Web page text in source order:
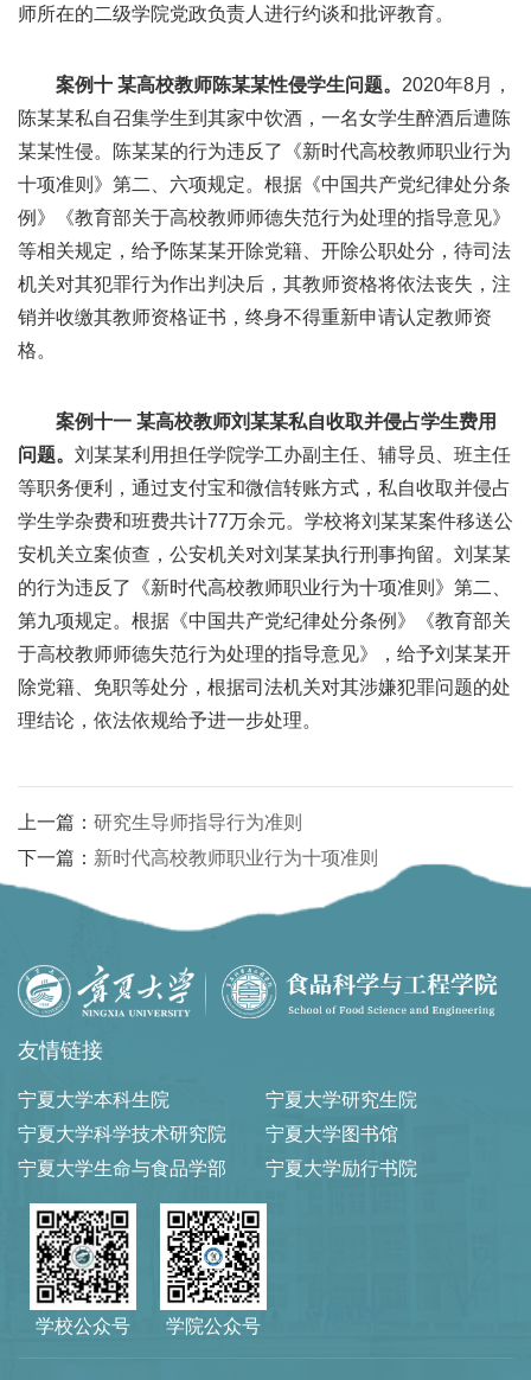
师所在的二级学院党政负责人进行约谈和批评教育。
案例十 某高校教师陈某某性侵学生问题。 2020年8月，
陈某某私自召集学生到其家中饮酒，一名女学生醉酒后遭陈
某某性侵。陈某某的行为违反了《新时代高校教师职业行为
十项准则》第二、六项规定。根据《中国共产党纪律处分条
例》《教育部关于高校教师师德失范行为处理的指导意见》
等相关规定，给予陈某某开除党籍、开除公职处分，待司法
机关对其犯罪行为作出判决后，其教师资格将依法丧失，注
销并收缴其教师资格证书，终身不得重新申请认定教师资
格。
案例十一 某高校教师刘某某私自收取并侵占学生费用
问题。 刘某某利用担任学院学工办副主任、辅导员、班主任
等职务便利，通过支付宝和微信转账方式，私自收取并侵占
学生学杂费和班费共计77万余元。学校将刘某某案件移送公
安机关立案侦查，公安机关对刘某某执行刑事拘留。刘某某
的行为违反了《新时代高校教师职业行为十项准则》第二、
第九项规定。根据《中国共产党纪律处分条例》《教育部关
于高校教师师德失范行为处理的指导意见》，给予刘某某开
除党籍、免职等处分，根据司法机关对其涉嫌犯罪问题的处
理结论，依法依规给予进一步处理。
上一篇： 研究生导师指导行为准则
下一篇： 新时代高校教师职业行为十项准则
友情链接
宁夏大学本科生院
宁夏大学研究生院
宁夏大学科学技术研究院
宁夏大学图书馆
宁夏大学生命与食品学部
宁夏大学励行书院
学校公众号 学院公众号